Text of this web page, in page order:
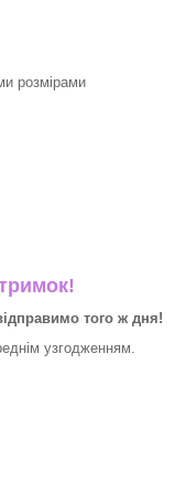
розмірами
того ж дня!
узгодженням.